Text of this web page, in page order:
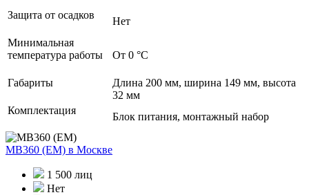
Защита от осадков
Нет
Минимальная
температура работы
От 0 °С
Габариты
Длина 200 мм, ширина 149 мм, высота
32 мм
Комплектация
Блок питания, монтажный набор
MB360 (EM) в Москве
1 500 лиц
Нет